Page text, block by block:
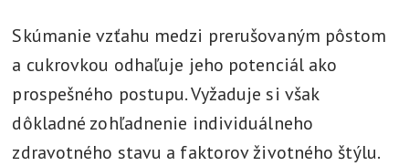
Skúmanie vzťahu medzi prerušovaným pôstom
a cukrovkou odhaľuje jeho potenciál ako
prospešného postupu. Vyžaduje si však
dôkladné zohľadnenie individuálneho
zdravotného stavu a faktorov životného štýlu.